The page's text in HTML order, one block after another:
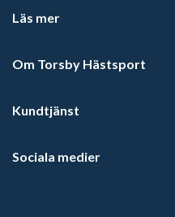
Läs mer
Om Torsby Hästsport
Kundtjänst
Sociala medier